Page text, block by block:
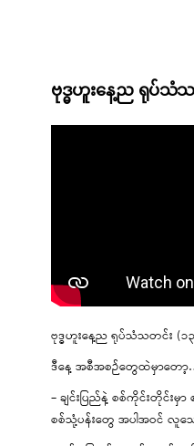
ဗုဒ္ဓဟူးနေ့ည ရုပ်သံ
ဗုဒ္ဓဟူးနေ့ည ရုပ်သံသတင်း (၁၃
ဒီနေ့ အစီအစဉ်တွေထဲမှာတော့
– ချင်းပြည်နဲ့ စစ်ကိုင်းတိုင်း
စစ်သုံ့ပန်းတွေ အပါအဝင် လူသ